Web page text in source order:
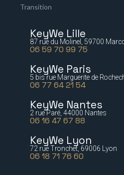
Transition
KeyWe Lille
87 rue du Molinel, 59700
06 59 70 99 75
KeyWe Paris
5 bis rue Marguerite de
06 77 64 21 54
KeyWe Nantes
2 rue Paré, 44000 Nantes
06 16 47 67 88
KeyWe Lyon
72 rue Tronchet, 69006 Lyon
06 18 71 76 60